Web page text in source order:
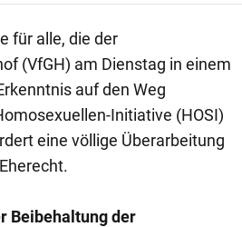
für alle, die der
(VfGH) am Dienstag in einem
auf den Weg
Initiative (HOSI)
eine völlige Überarbeitung
Beibehaltung der